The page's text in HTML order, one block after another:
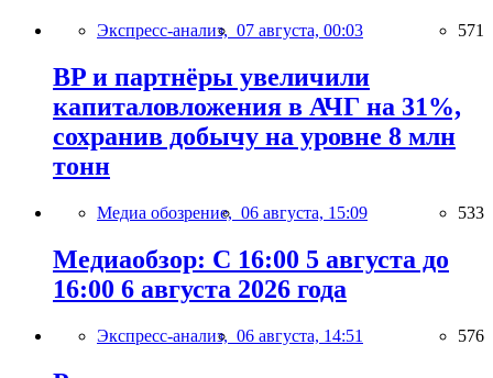
Экспресс-анализ, 07 августа, 00:03 571
BP и партнёры увеличили
капиталовложения в АЧГ на 31%,
сохранив добычу на уровне 8 млн
тонн
Медиа обозрение, 06 августа, 15:09 533
Медиаобзор: С 16:00 5 августа до
16:00 6 августа 2026 года
Экспресс-анализ, 06 августа, 14:51 576